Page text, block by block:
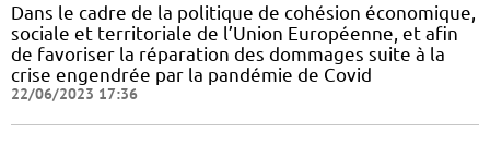
Dans le cadre de la politique de cohésion économique,
sociale et territoriale de l’Union Européenne, et afin
de favoriser la réparation des dommages suite à la
crise engendrée par la pandémie de Covid
22/06/2023 17:36